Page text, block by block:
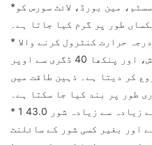
*آل ڈائریکشنل وینٹیلیٹنگ سسٹم، مین بورڈ، لائٹ سورس کو
طور پر گرم کیا جاتا ہے۔
* فعال گرمی کی کھپت کے لیے ذہین درجہ حرارت کنٹرول کرنے والا
پنکھا: 40 ڈگری سے نیچے خاموش، اور پنکھا 40 ڈگری سے اوپر
کر دیتا ہے۔ ذہین طاقت میں
طور پر بند کیا جا سکتا ہے۔
* 1 میٹر دور سے زیادہ سے زیادہ شور 43.0dBA ہے (ماحولیاتی
اور بغیر کسی شور کے سائلنٹ